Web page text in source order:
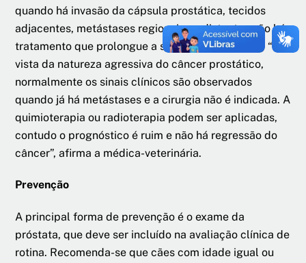
quando há invasão da cápsula prostática, tecidos
adjacentes, metástases regionais ou distantes não há
tratamento que prolongue a sobrevida do animal. “Em
vista da natureza agressiva do câncer prostático,
normalmente os sinais clínicos são observados
quando já há metástases e a cirurgia não é indicada. A
quimioterapia ou radioterapia podem ser aplicadas,
contudo o prognóstico é ruim e não há regressão do
câncer”, afirma a médica-veterinária.
Prevenção
A principal forma de prevenção é o exame da
próstata, que deve ser incluído na avaliação clínica de
rotina. Recomenda-se que cães com idade igual ou